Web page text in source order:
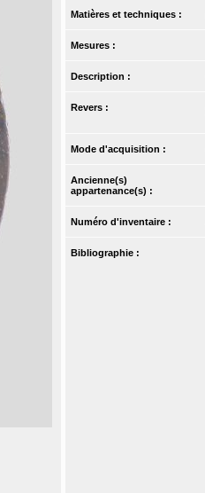
Matières et techniques :
Mesures :
Description :
Revers :
Mode d'acquisition :
Ancienne(s)
appartenance(s) :
Numéro d'inventaire :
Bibliographie :